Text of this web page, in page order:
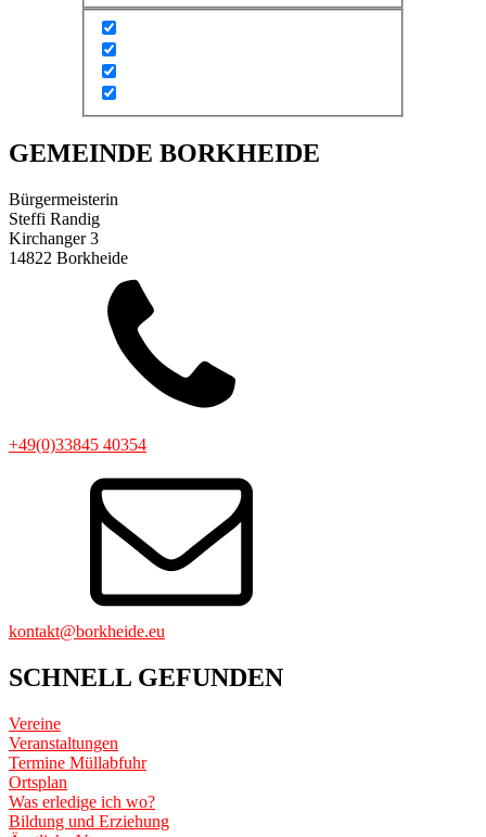
GEMEINDE BORKHEIDE
Bürgermeisterin
Steffi Randig
Kirchanger 3
14822 Borkheide
+49(0)33845 40354
kontakt@borkheide.eu
SCHNELL GEFUNDEN
Vereine
Veranstaltungen
Termine Müllabfuhr
Ortsplan
Was erledige ich wo?
Bildung und Erziehung